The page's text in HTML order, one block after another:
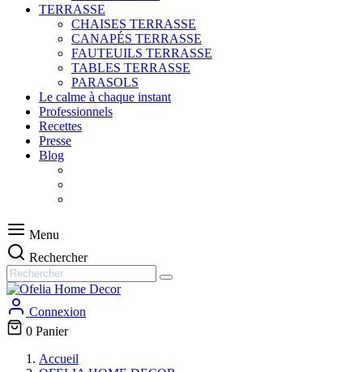
TERRASSE
CHAISES TERRASSE
CANAPÉS TERRASSE
FAUTEUILS TERRASSE
TABLES TERRASSE
PARASOLS
Le calme à chaque instant
Professionnels
Recettes
Presse
Blog
Menu
Rechercher
Connexion
0 Panier
Accueil